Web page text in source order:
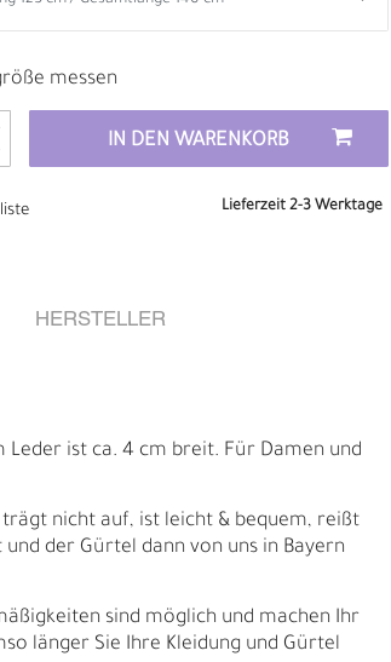
messen
IN DEN WARENKORB
Lieferzeit 2-3 Werktage
HERSTELLER
ist ca. 4 cm breit. Für Damen und
nicht auf, ist leicht & bequem, reißt
der Gürtel dann von uns in Bayern
sind möglich und machen Ihr
länger Sie Ihre Kleidung und Gürtel